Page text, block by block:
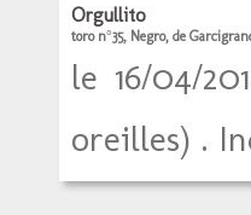
Orgullito
toro n°35, Negro, de
le 16/04/
oreilles) .